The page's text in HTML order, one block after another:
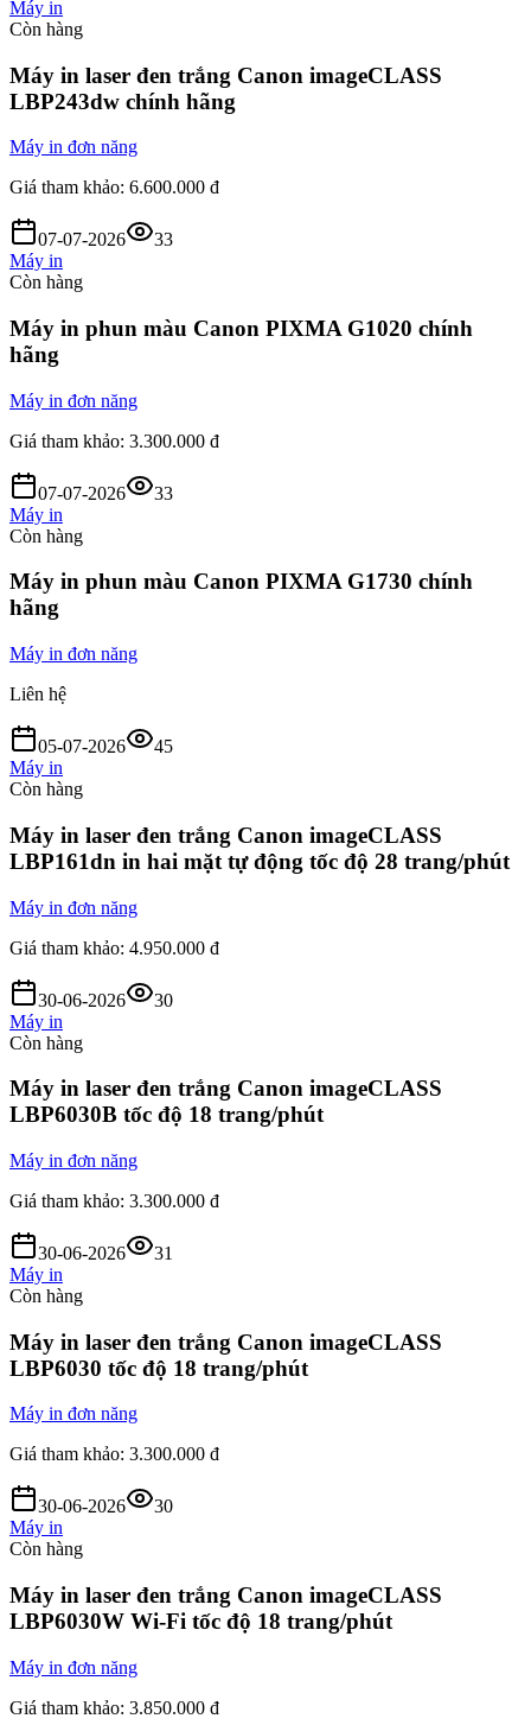
Máy in
Còn hàng
Máy in laser đen trắng Canon imageCLASS
LBP243dw chính hãng
Máy in đơn năng
Giá tham khảo: 6.600.000 đ
07-07-2026
33
Máy in
Còn hàng
Máy in phun màu Canon PIXMA G1020 chính
hãng
Máy in đơn năng
Giá tham khảo: 3.300.000 đ
07-07-2026
33
Máy in
Còn hàng
Máy in phun màu Canon PIXMA G1730 chính
hãng
Máy in đơn năng
Liên hệ
05-07-2026
45
Máy in
Còn hàng
Máy in laser đen trắng Canon imageCLASS
LBP161dn in hai mặt tự động tốc độ 28 trang/phút
Máy in đơn năng
Giá tham khảo: 4.950.000 đ
30-06-2026
30
Máy in
Còn hàng
Máy in laser đen trắng Canon imageCLASS
LBP6030B tốc độ 18 trang/phút
Máy in đơn năng
Giá tham khảo: 3.300.000 đ
30-06-2026
31
Máy in
Còn hàng
Máy in laser đen trắng Canon imageCLASS
LBP6030 tốc độ 18 trang/phút
Máy in đơn năng
Giá tham khảo: 3.300.000 đ
30-06-2026
30
Máy in
Còn hàng
Máy in laser đen trắng Canon imageCLASS
LBP6030W Wi-Fi tốc độ 18 trang/phút
Máy in đơn năng
Giá tham khảo: 3.850.000 đ